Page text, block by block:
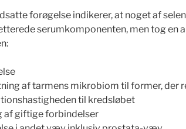
forøgelse indikerer, at noget af
serumkomponenten, men tog en
af tarmens mikrobiom til former, der
til kredsløbet
af giftige forbindelser